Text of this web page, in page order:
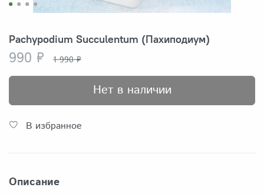
Pachypodium Succulentum (Пахиподиум)
990 ₽ 1 990 ₽
Нет в наличии
В избранное
Описание